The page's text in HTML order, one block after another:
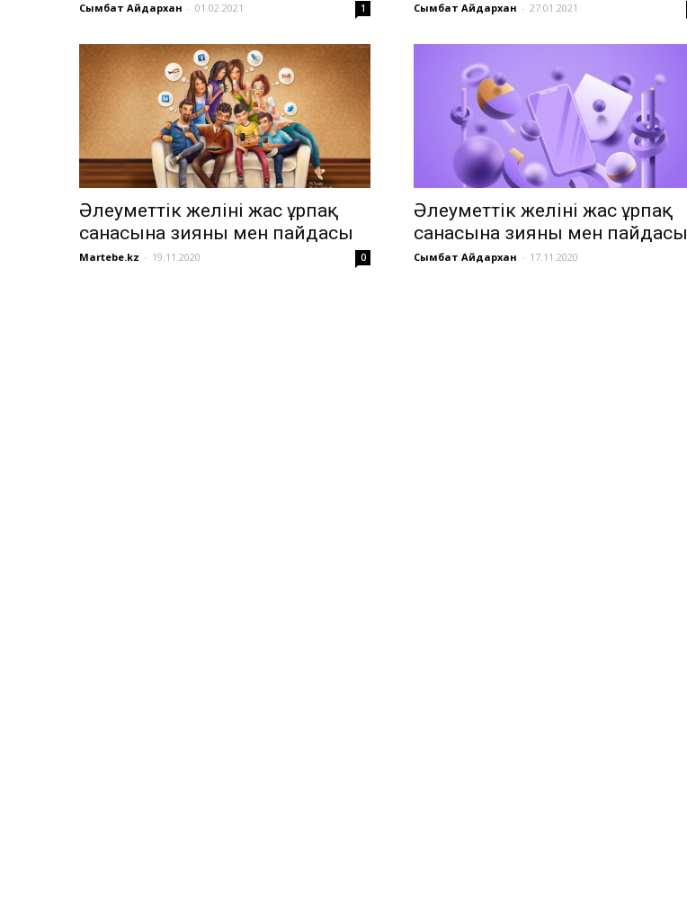
Сымбат Айдархан - 01.02.2021 1 Сымбат Айдархан - 27.01.2021
Әлеуметтік желінің жас ұрпақ
санасына зияны мен пайдасы
Martebe.kz - 19.11.2020 0
Әлеуметтік желінің жас ұрпақ
санасына зияны мен пайдасы
Сымбат Айдархан - 17.11.2020